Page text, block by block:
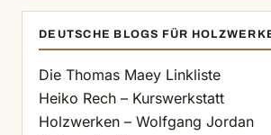
DEUTSCHE BLOGS FÜR
Die Thomas Maey Linkliste
Heiko Rech – Kurswerkstatt
Holzwerken – Wolfgang Jordan